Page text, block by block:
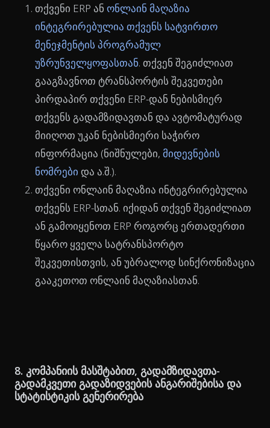
თქვენი ERP ან ონლაინ მაღაზია
ინტეგრირებულია თქვენს სატვირთო
მენეჯმენტის პროგრამულ
უზრუნველყოფასთან. თქვენ შეგიძლიათ
გააგზავნოთ ტრანსპორტის შეკვეთები
პირდაპირ თქვენი ERP-დან ნებისმიერ
თქვენს გადამზიდავთან და ავტომატურად
მიიღოთ უკან ნებისმიერი საჭირო
ინფორმაცია (ნიშნულები, მიდევნების
ნომრები და ა.შ.).
თქვენი ონლაინ მაღაზია ინტეგრირებულია
თქვენს ERP-სთან. იქიდან თქვენ შეგიძლიათ
ან გამოიყენოთ ERP როგორც ერთადერთი
წყარო ყველა სატრანსპორტო
შეკვეთისთვის, ან უბრალოდ სინქრონიზაცია
გააკეთოთ ონლაინ მაღაზიასთან.
8. კომპანიის მასშტაბით, გადამზიდავთა-
გადამკვეთი გადაზიდვების ანგარიშებისა და
სტატისტიკის გენერირება